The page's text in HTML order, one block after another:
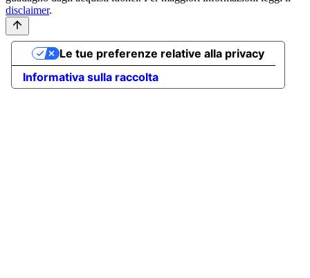
disclaimer.
Informativa sulla raccolta
Le tue preferenze relative alla privacy